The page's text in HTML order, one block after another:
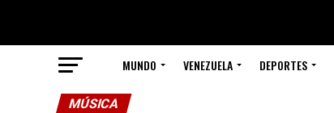
MUNDO VENEZUELA DEPORTES
MÚSICA